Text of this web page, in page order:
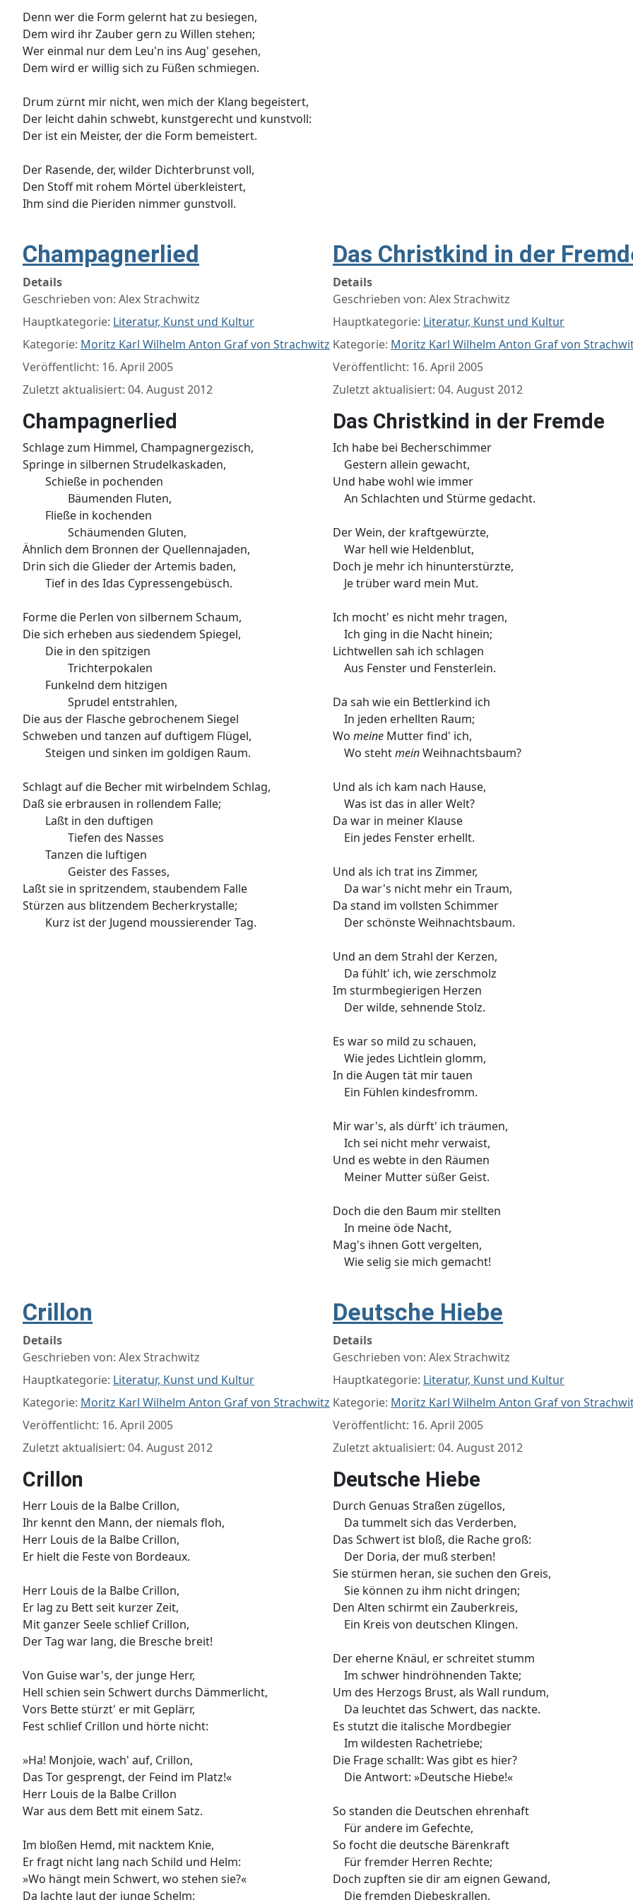
Denn wer die Form gelernt hat zu besiegen,
Dem wird ihr Zauber gern zu Willen stehen;
Wer einmal nur dem Leu'n ins Aug' gesehen,
Dem wird er willig sich zu Füßen schmiegen.
Drum zürnt mir nicht, wen mich der Klang begeistert,
Der leicht dahin schwebt, kunstgerecht und kunstvoll:
Der ist ein Meister, der die Form bemeistert.
Der Rasende, der, wilder Dichterbrunst voll,
Den Stoff mit rohem Mörtel überkleistert,
Ihm sind die Pieriden nimmer gunstvoll.
Champagnerlied
Details
Geschrieben von: Alex Strachwitz
Hauptkategorie: Literatur, Kunst und Kultur
Kategorie: Moritz Karl Wilhelm Anton Graf von Strachwitz
Veröffentlicht: 16. April 2005
Zuletzt aktualisiert: 04. August 2012
Champagnerlied
Schlage zum Himmel, Champagnergezisch,
Springe in silbernen Strudelkaskaden,
Schieße in pochenden
Bäumenden Fluten,
Fließe in kochenden
Schäumenden Gluten,
Ähnlich dem Bronnen der Quellennajaden,
Drin sich die Glieder der Artemis baden,
Tief in des Idas Cypressengebüsch.
Forme die Perlen von silbernem Schaum,
Die sich erheben aus siedendem Spiegel,
Die in den spitzigen
Trichterpokalen
Funkelnd dem hitzigen
Sprudel entstrahlen,
Die aus der Flasche gebrochenem Siegel
Schweben und tanzen auf duftigem Flügel,
Steigen und sinken im goldigen Raum.
Schlagt auf die Becher mit wirbelndem Schlag,
Daß sie erbrausen in rollendem Falle;
Laßt in den duftigen
Tiefen des Nasses
Tanzen die luftigen
Geister des Fasses,
Laßt sie in spritzendem, staubendem Falle
Stürzen aus blitzendem Becherkrystalle;
Kurz ist der Jugend moussierender Tag.
Das Christkind in der
Details
Geschrieben von: Alex Strachwitz
Hauptkategorie: Literatur, Kunst und Kultur
Kategorie: Moritz Karl Wilhelm Anton Graf von
Veröffentlicht: 16. April 2005
Zuletzt aktualisiert: 04. August 2012
Das Christkind in der Fremde
Ich habe bei Becherschimmer
Gestern allein gewacht,
Und habe wohl wie immer
An Schlachten und Stürme gedacht.
Der Wein, der kraftgewürzte,
War hell wie Heldenblut,
Doch je mehr ich hinunterstürzte,
Je trüber ward mein Mut.
Ich mocht' es nicht mehr tragen,
Ich ging in die Nacht hinein;
Lichtwellen sah ich schlagen
Aus Fenster und Fensterlein.
Da sah wie ein Bettlerkind ich
In jeden erhellten Raum;
Wo meine Mutter find' ich,
Wo stehtmeinWeihnachtsbaum?
Und als ich kam nach Hause,
Was ist das in aller Welt?
Da war in meiner Klause
Ein jedes Fenster erhellt.
Und als ich trat ins Zimmer,
Da war's nicht mehr ein Traum,
Da stand im vollsten Schimmer
Der schönste Weihnachtsbaum.
Und an dem Strahl der Kerzen,
Da fühlt' ich, wie zerschmolz
Im sturmbegierigen Herzen
Der wilde, sehnende Stolz.
Es war so mild zu schauen,
Wie jedes Lichtlein glomm,
In die Augen tät mir tauen
Ein Fühlen kindesfromm.
Mir war's, als dürft' ich träumen,
Ich sei nicht mehr verwaist,
Und es webte in den Räumen
Meiner Mutter süßer Geist.
Doch die den Baum mir stellten
In meine öde Nacht,
Mag's ihnen Gott vergelten,
Wie selig sie mich gemacht!
Crillon
Details
Geschrieben von: Alex Strachwitz
Hauptkategorie: Literatur, Kunst und Kultur
Kategorie: Moritz Karl Wilhelm Anton Graf von Strachwitz
Veröffentlicht: 16. April 2005
Zuletzt aktualisiert: 04. August 2012
Crillon
Herr Louis de la Balbe Crillon,
Ihr kennt den Mann, der niemals floh,
Herr Louis de la Balbe Crillon,
Er hielt die Feste von Bordeaux.
Herr Louis de la Balbe Crillon,
Er lag zu Bett seit kurzer Zeit,
Mit ganzer Seele schlief Crillon,
Der Tag war lang, die Bresche breit!
Von Guise war's, der junge Herr,
Hell schien sein Schwert durchs Dämmerlicht,
Vors Bette stürzt' er mit Geplärr,
Fest schlief Crillon und hörte nicht:
»Ha! Monjoie, wach' auf, Crillon,
Das Tor gesprengt, der Feind im Platz!«
Herr Louis de la Balbe Crillon
War aus dem Bett mit einem Satz.
Im bloßen Hemd, mit nacktem Knie,
Er fragt nicht lang nach Schild und Helm:
»Wo hängt mein Schwert, wo stehen sie?«
Da lachte laut der junge Schelm:
Deutsche Hiebe
Details
Geschrieben von: Alex Strachwitz
Hauptkategorie: Literatur, Kunst und Kultur
Kategorie: Moritz Karl Wilhelm Anton Graf von
Veröffentlicht: 16. April 2005
Zuletzt aktualisiert: 04. August 2012
Deutsche Hiebe
Durch Genuas Straßen zügellos,
Da tummelt sich das Verderben,
Das Schwert ist bloß, die Rache groß:
Der Doria, der muß sterben!
Sie stürmen heran, sie suchen den Greis,
Sie können zu ihm nicht dringen;
Den Alten schirmt ein Zauberkreis,
Ein Kreis von deutschen Klingen.
Der eherne Knäul, er schreitet stumm
Im schwer hindröhnenden Takte;
Um des Herzogs Brust, als Wall rundum,
Da leuchtet das Schwert, das nackte.
Es stutzt die italische Mordbegier
Im wildesten Rachetriebe;
Die Frage schallt: Was gibt es hier?
Die Antwort: »Deutsche Hiebe!«
So standen die Deutschen ehrenhaft
Für andere im Gefechte,
So focht die deutsche Bärenkraft
Für fremder Herren Rechte;
Doch zupften sie dir am eignen Gewand,
Die fremden Diebeskrallen,